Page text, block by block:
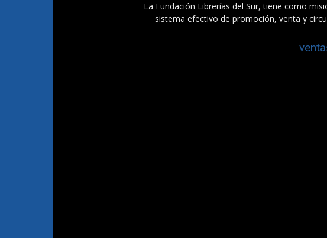
La Fundación Librerías del Sur, tiene como
sistema efectivo de promoción, venta y